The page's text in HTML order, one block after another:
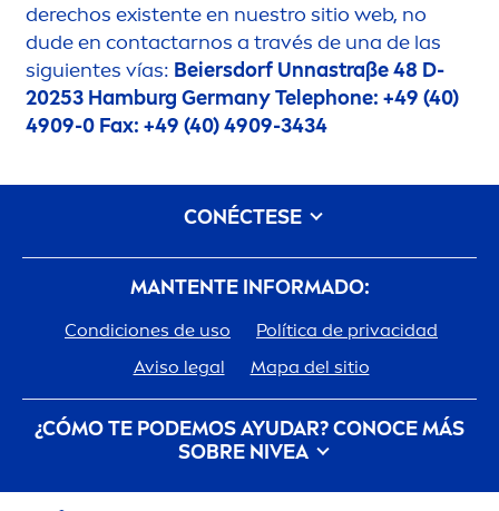
derechos existente en nuestro sitio web, no
dude en contactarnos a través de una de las
siguientes vías: Beiersdorf Unnastraße 48 D-
20253 Hamburg Germany Telephone: +49 (40)
4909-0 Fax: +49 (40) 4909-3434
MANTENTE INFORMADO:
Condiciones de uso
Política de privacidad
Aviso legal
Mapa del sitio
¿CÓMO TE PODEMOS AYUDAR? CONOCE MÁS
SOBRE NIVEA
Historia de la marca Trabajar en Beiersdorf
CONÉCTESE